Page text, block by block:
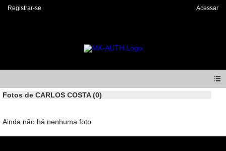
Registrar-se Acessar
Fotos de CARLOS COSTA (0)
Ainda não há nenhuma foto.